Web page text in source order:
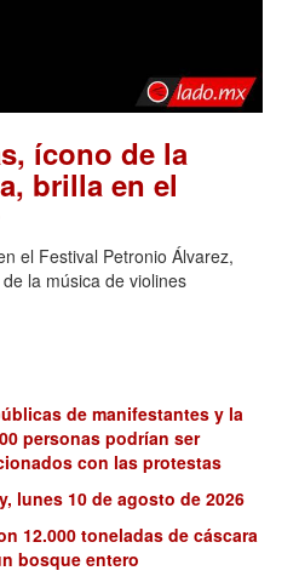
ícono de la
brilla en el
el Festival Petronio Álvarez,
la música de violines
de manifestantes y la
personas podrían ser
con las protestas
lunes 10 de agosto de 2026
12.000 toneladas de cáscara
bosque entero